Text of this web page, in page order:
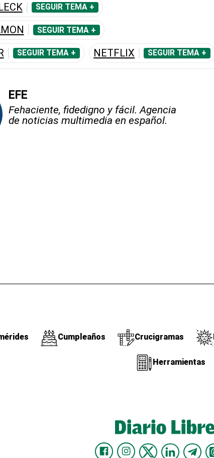
SEGUIR TEMA +
SEGUIR TEMA +
SEGUIR TEMA + NETFLIX SEGUIR TEMA +
EFE
Fehaciente, fidedigno y fácil. Agencia
de noticias multimedia en español.
Cumpleaños Crucigramas
Herramientas